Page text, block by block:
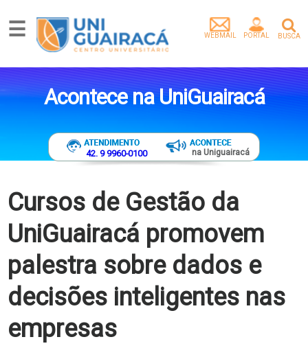
Graduação
Graduação
Extensão
Egressos
Artigos
Instituição
Empresa
Tenha
um
polo
Portal
☰ BUSCA
PORTAL
WEBMAIL
Acontece na UniGuairacá
42. 9 9960-0100 na Uniguairacá
Cursos de Gestão da
UniGuairacá promovem
palestra sobre dados e
decisões inteligentes nas
empresas